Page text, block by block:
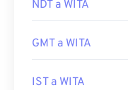
NDT a WITA
GMT a WITA
IST a WITA